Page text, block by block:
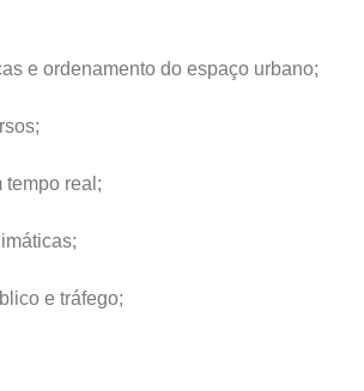
e ordenamento do espaço urbano;
tempo real;
e tráfego;